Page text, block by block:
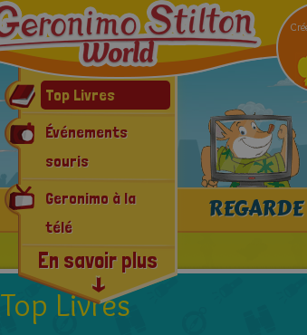
Top Livres
Événements
souris
Geronimo à la
télé
Geronimomania
E-book & App
Dernières nouvelles
En savoir plus
REGARDE
Top Livres